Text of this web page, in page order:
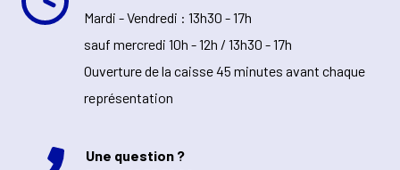
Mardi - Vendredi : 13h30 - 17h
sauf mercredi 10h - 12h / 13h30 - 17h
Ouverture de la caisse 45 minutes avant chaque
représentation
Une question ?